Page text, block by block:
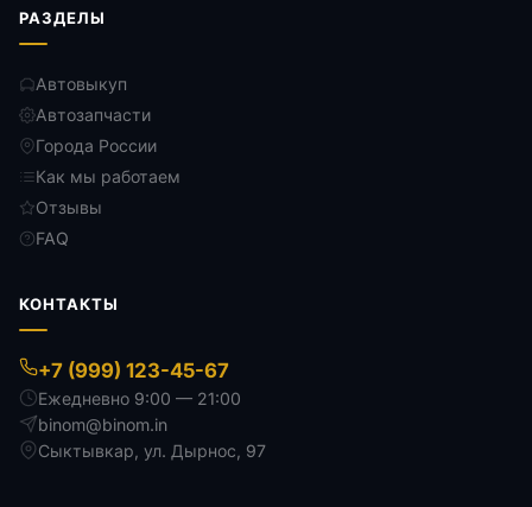
РАЗДЕЛЫ
Автовыкуп
Автозапчасти
Города России
Как мы работаем
Отзывы
FAQ
КОНТАКТЫ
+7 (999) 123-45-67
Ежедневно 9:00 — 21:00
binom@binom.in
Сыктывкар, ул. Дырнос, 97